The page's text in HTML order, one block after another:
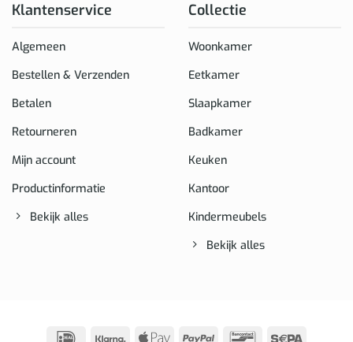
Klantenservice
Algemeen
Bestellen & Verzenden
Betalen
Retourneren
Mijn account
Productinformatie
Bekijk alles
Collectie
Woonkamer
Eetkamer
Slaapkamer
Badkamer
Keuken
Kantoor
Kindermeubels
Bekijk alles
IDeal Klarna Apple PayPal Bancontact